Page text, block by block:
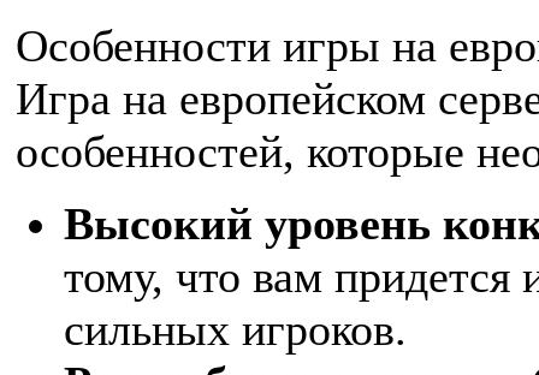
Особенности игры на
Игра на европейском
особенностей, которые
Высокий уровень
тому, что вам
сильных игроков.